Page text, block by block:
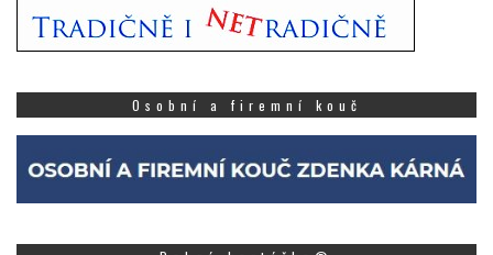
Osobní a firemní kouč